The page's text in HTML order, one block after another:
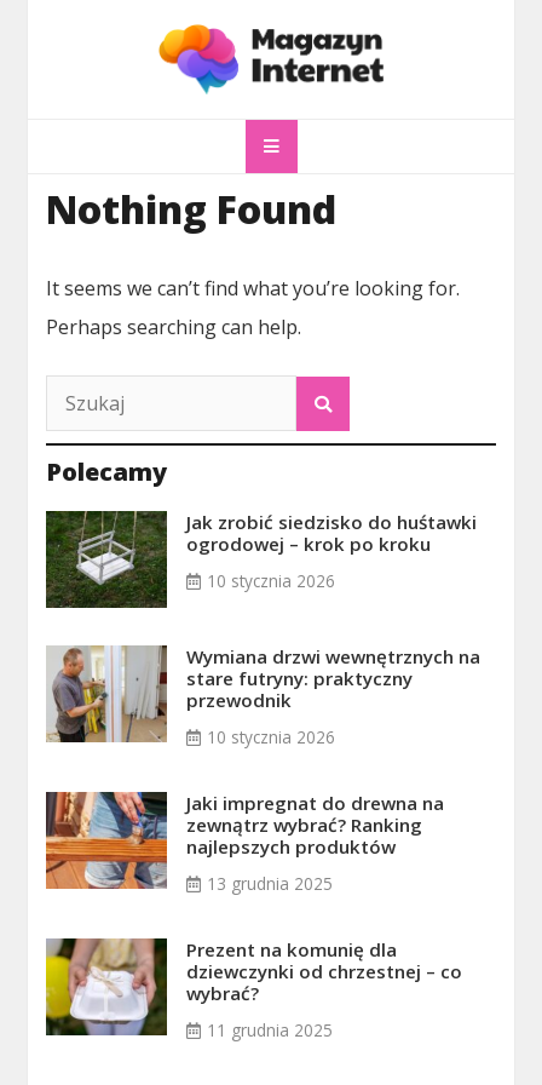
Nothing Found
It seems we can’t find what you’re looking for.
Perhaps searching can help.
Polecamy
Jak zrobić siedzisko do huśtawki
ogrodowej – krok po kroku
10 stycznia 2026
Wymiana drzwi wewnętrznych na
stare futryny: praktyczny
przewodnik
10 stycznia 2026
Jaki impregnat do drewna na
zewnątrz wybrać? Ranking
najlepszych produktów
13 grudnia 2025
Prezent na komunię dla
dziewczynki od chrzestnej – co
wybrać?
11 grudnia 2025